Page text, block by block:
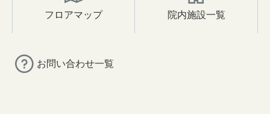
フロアマップ 院内施設一覧
お問い合わせ一覧